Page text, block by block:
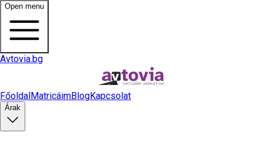
Open menu
Avtovia.bg
FőoldalMatricáimBlogKapcsolat
Árak